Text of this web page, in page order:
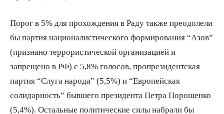
Порог в 5% для прохождения в Раду также преодолели
бы партия националистического формирования “Азов”
(признано террористической организацией и
запрещено в РФ) с 5,8% голосов, пропрезидентская
партия “Слуга народа” (5,5%) и “Европейская
солидарность” бывшего президента Петра Порошенко
(5,4%). Остальные политические силы набрали бы